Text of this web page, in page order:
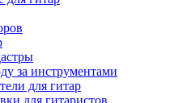
за инструментами
для гитар
для гитаристов